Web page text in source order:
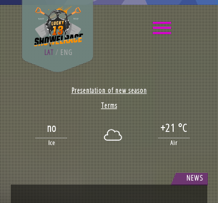
LAT / ENG
Presentation of new season
Terms
no +21 °C
Ice Air
NEWS